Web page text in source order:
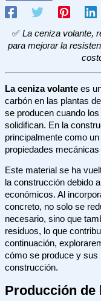
✅ La ceniza volante,
para mejorar la
La ceniza volante es
carbón en las plantas
se producen cuando
solidifican. En la
principalmente como un
propiedades mecánicas
Este material se ha
la construcción debido
económicos. Al
concreto, no solo se
necesario, sino que
residuos, lo que
continuación,
cómo se produce y sus
construcción.
Producción de